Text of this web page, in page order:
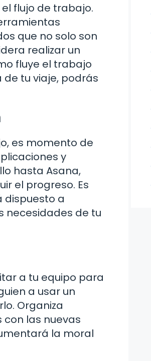
flujo de trabajo.
que no solo son
realizar un
fluye el trabajo
tu viaje, podrás
es momento de
y
hasta Asana,
el progreso. Es
dispuesto a
necesidades de tu
a tu equipo para
a usar un
Organiza
las nuevas
la moral